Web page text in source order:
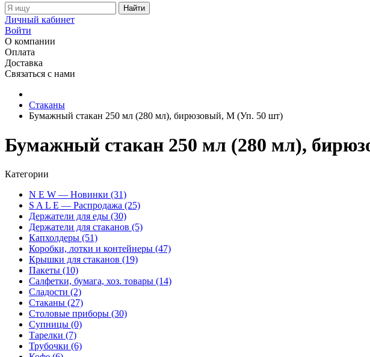
Найти
Личный кабинет
Войти
О компании
Оплата
Доставка
Связаться с нами
Стаканы
Бумажный стакан 250 мл (280 мл), бирюзовый, M (Уп. 50 шт)
Бумажный стакан 250 мл (280 мл),
Категории
N E W — Новинки (31)
S A L E — Распродажа (25)
Держатели для еды (30)
Держатели для стаканов (5)
Капхолдеры (51)
Коробки, лотки и контейнеры (47)
Крышки для стаканов (19)
Пакеты (10)
Салфетки, бумага, хоз. товары (14)
Сладости (2)
Стаканы (27)
Столовые приборы (30)
Супницы (0)
Тарелки (7)
Трубочки (6)